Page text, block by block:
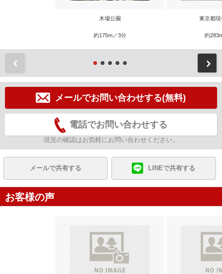
木場公園
約175m／3分
東京都
約
メールでお問い合わせする(無料)
電話でお問い合わせする
現況の確認はお気軽にお問い合わせください。
メールで共有する LINEで共有する
お客様の声